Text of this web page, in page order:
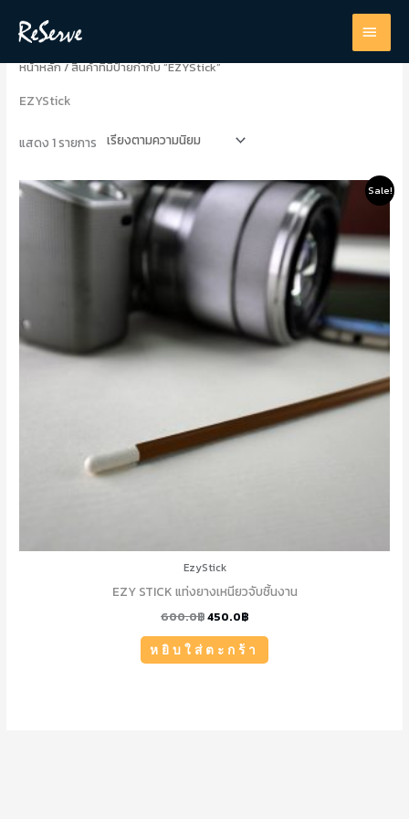
หน้าหลัก/ สินค้าที่มีป้ายกำกับ “EZYStick”
EZYStick
แสดง 1 รายการ
Sale!
EzyStick
EZY STICK แท่งยางเหนียวจับชิ้นงาน
600.0฿
Original
price
600.0฿.
450.0฿
Current
price
is:
450.0฿.
หยิบใส่ตะกร้า